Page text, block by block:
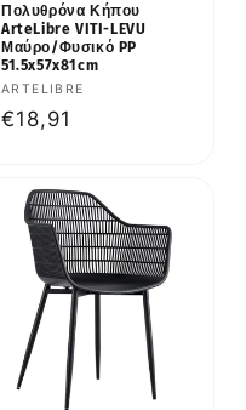
Πολυθρόνα Κήπου
ArteLibre VITI-LEVU
Μαύρο/Φυσικό PP
51.5x57x81cm
Προμηθευτής:
ARTELIBRE
Κανονική
€18,91